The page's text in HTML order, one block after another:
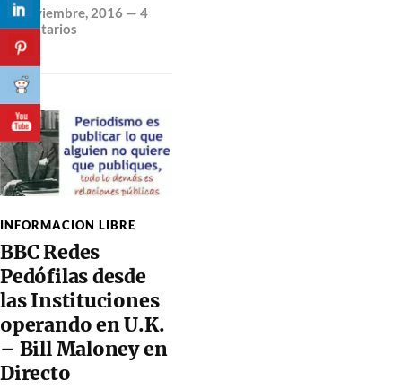
26 noviembre, 2016 — 4
comentarios
INFORMACION LIBRE
BBC Redes
Pedófilas desde
las Instituciones
operando en U.K.
– Bill Maloney en
Directo